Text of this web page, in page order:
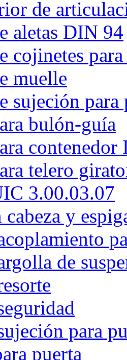
de
aletas DIN 94
cojinetes
muelle
sujeción para
bulón-guía
telero
3.00.03.07
y
de
para
puerta